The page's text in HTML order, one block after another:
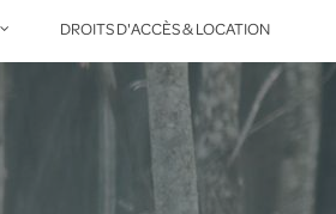
DROITS D'ACCÈS & LOCATION